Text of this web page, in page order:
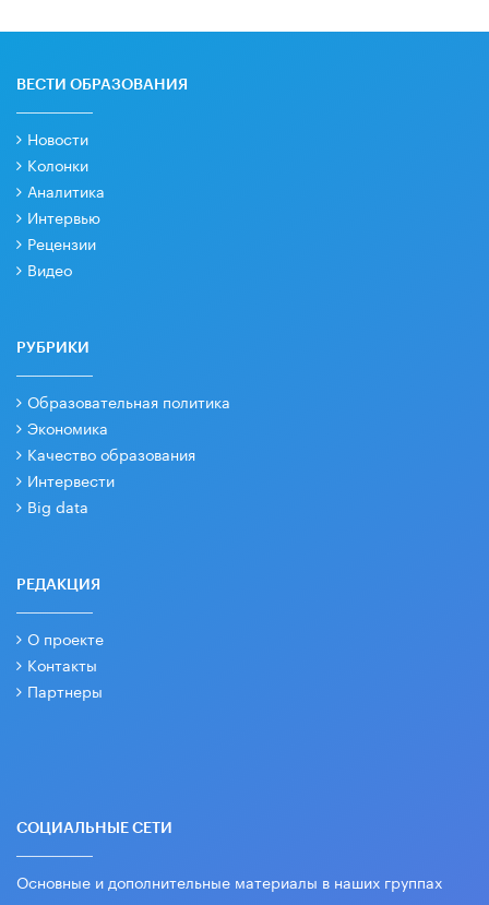
ВЕСТИ ОБРАЗОВАНИЯ
Новости
Колонки
Аналитика
Интервью
Рецензии
Видео
РУБРИКИ
Образовательная политика
Экономика
Качество образования
Интервести
Big data
РЕДАКЦИЯ
О проекте
Контакты
Партнеры
СОЦИАЛЬНЫЕ СЕТИ
Основные и дополнительные материалы в наших группах